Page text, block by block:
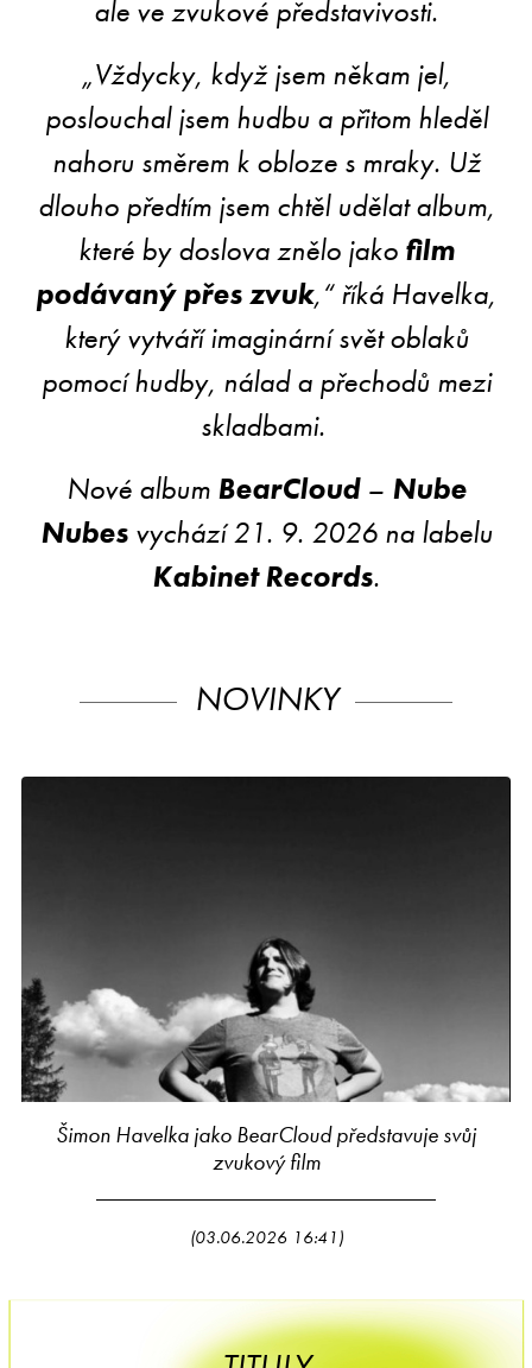
ale ve zvukové představivosti.
„Vždycky, když jsem někam jel,
poslouchal jsem hudbu a přitom hleděl
nahoru směrem k obloze s mraky. Už
dlouho předtím jsem chtěl udělat album,
které by doslova znělo jako film
podávaný přes zvuk,“ říká Havelka,
který vytváří imaginární svět oblaků
pomocí hudby, nálad a přechodů mezi
skladbami.
Nové album BearCloud– Nube
Nubesvychází 21. 9. 2026 na labelu
Kabinet Records.
NOVINKY
Šimon Havelka jako BearCloud představuje svůj
zvukový film
(03.06.2026 16:41)